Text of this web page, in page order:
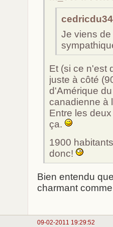
Je viens
Et (si ce n'est
juste à côté
d'Amérique
canadienne à
Entre les
ça.
1900
donc!
Bien entendu
charmant
09-02-2011 19:29:52